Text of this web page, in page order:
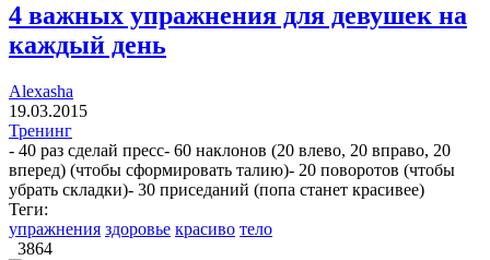
4 важных упражнения для девушек на
каждый день
Alexasha
19.03.2015
Тренинг
- 40 раз сделай пресс- 60 наклонов (20 влево, 20 вправо, 20
вперед) (чтобы сформировать талию)- 20 поворотов (чтобы
убрать складки)- 30 приседаний (попа станет красивее)
Теги:
упражнения здоровье красиво тело
3864